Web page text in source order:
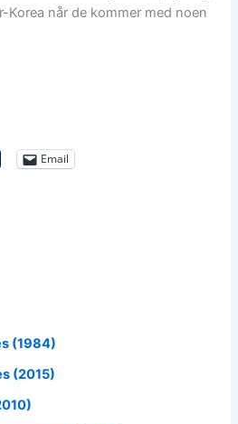
Korea når de kommer med noen
Email
(1984)
(2015)